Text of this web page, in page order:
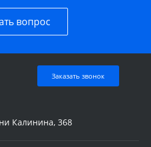
вопрос
Заказать звонок
Калинина, 368